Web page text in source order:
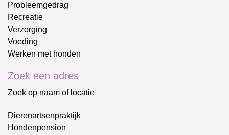
Probleemgedrag
Recreatie
Verzorging
Voeding
Werken met honden
Zoek een adres
Zoek op naam of locatie
Dierenartsenpraktijk
Hondenpension